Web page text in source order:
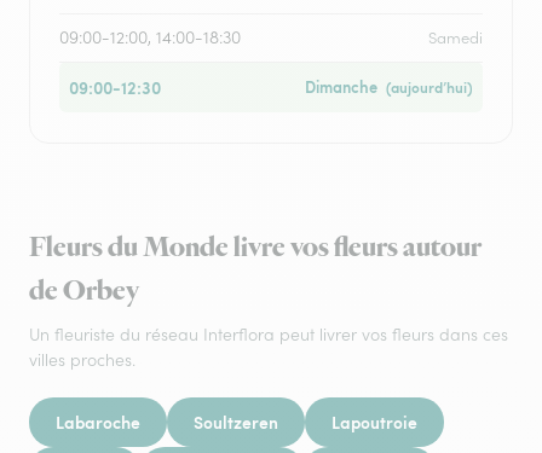
09:00-12:00, 14:00-18:30 Samedi
09:00-12:30 Dimanche (aujourd’hui)
Fleurs du Monde livre vos fleurs autour
de Orbey
Un fleuriste du réseau Interflora peut livrer vos fleurs dans ces
villes proches.
Labaroche Soultzeren Lapoutroie